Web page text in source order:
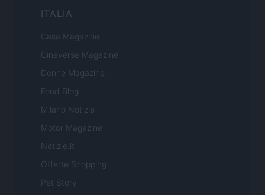
ITALIA
Casa Magazine
Cineverse Magazine
Donne Magazine
Food Blog
Milano Notizie
Motor Magazine
Notizie.it
Offerte Shopping
Pet Story